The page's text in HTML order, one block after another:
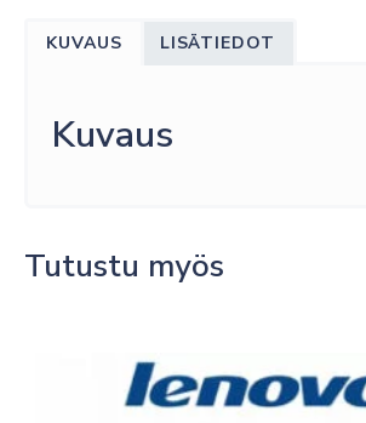
KUVAUS LISÄTIEDOT
Kuvaus
Tutustu myös